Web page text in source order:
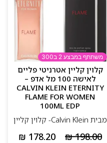
משתתף במבצע 2 ב300
קלוין קליין אטרניטי פליים
לאישה 100 מל אדפ –
CALVIN KLEIN ETERNITY
FLAME FOR WOMEN
100ML EDP
מבית Calvin Klein- קלוין קליין
₪198.00
₪ 178.20